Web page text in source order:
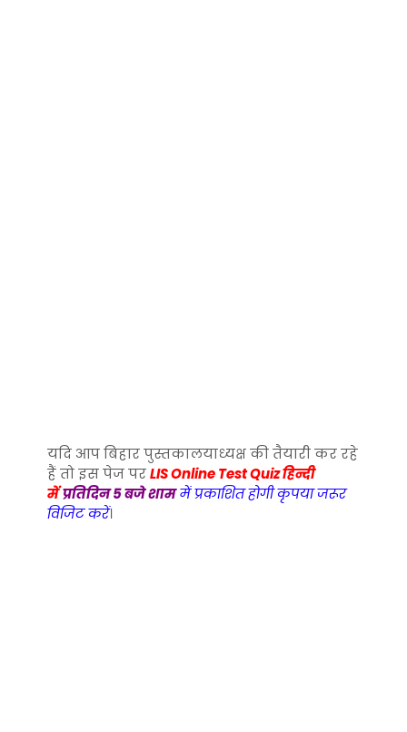
यदि आप बिहार पुस्तकालयाध्यक्ष की तैयारी कर रहे
हैं तो इस पेज परLIS Online Test Quiz हिन्दी
मेंप्रतिदिन 5 बजे शाममें प्रकाशित होगी कृपया जरूर
विजिट करें।